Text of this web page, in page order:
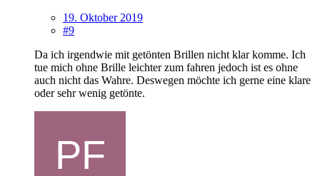
19. Oktober 2019
#9
Da ich irgendwie mit getönten Brillen nicht klar komme. Ich
tue mich ohne Brille leichter zum fahren jedoch ist es ohne
auch nicht das Wahre. Deswegen möchte ich gerne eine klare
oder sehr wenig getönte.